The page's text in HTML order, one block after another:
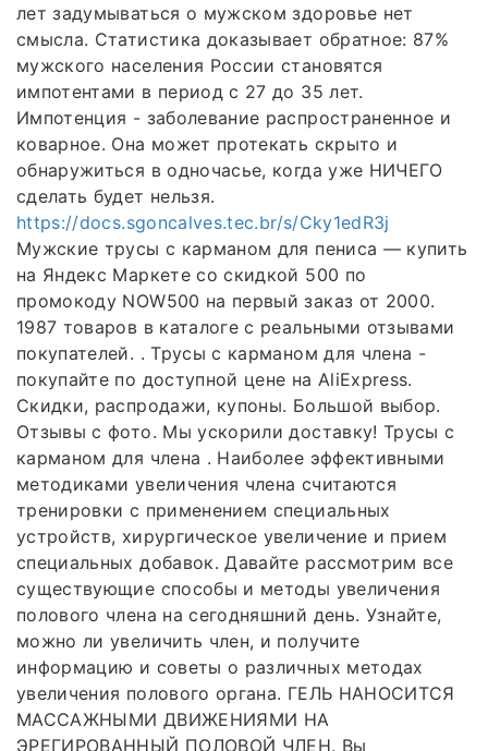
лет задумываться о мужском здоровье нет
смысла. Статистика доказывает обратное: 87%
мужского населения России становятся
импотентами в период с 27 до 35 лет.
Импотенция - заболевание распространенное и
коварное. Она может протекать скрыто и
обнаружиться в одночасье, когда уже НИЧЕГО
сделать будет нельзя.
https://docs.sgoncalves.tec.br/s/Cky1edR3j
Мужские трусы с карманом для пениса — купить
на Яндекс Маркете со скидкой 500 по
промокоду NOW500 на первый заказ от 2000.
1987 товаров в каталоге с реальными отзывами
покупателей. . Трусы с карманом для члена -
покупайте по доступной цене на AliExpress.
Скидки, распродажи, купоны. Большой выбор.
Отзывы с фото. Мы ускорили доставку! Трусы с
карманом для члена . Наиболее эффективными
методиками увеличения члена считаются
тренировки с применением специальных
устройств, хирургическое увеличение и прием
специальных добавок. Давайте рассмотрим все
существующие способы и методы увеличения
полового члена на сегодняшний день. Узнайте,
можно ли увеличить член, и получите
информацию и советы о различных методах
увеличения полового органа. ГЕЛЬ НАНОСИТСЯ
МАССАЖНЫМИ ДВИЖЕНИЯМИ НА
ЭРЕГИРОВАННЫЙ ПОЛОВОЙ ЧЛЕН. Вы